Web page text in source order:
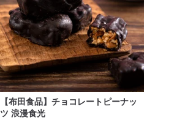
【布田食品】チョコレートピーナッ
ツ 浪漫食光